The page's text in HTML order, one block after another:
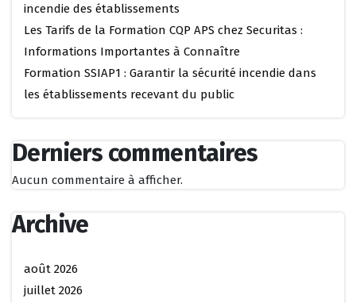
incendie des établissements
Les Tarifs de la Formation CQP APS chez Securitas :
Informations Importantes à Connaître
Formation SSIAP1 : Garantir la sécurité incendie dans
les établissements recevant du public
Derniers commentaires
Aucun commentaire à afficher.
Archive
août 2026
juillet 2026